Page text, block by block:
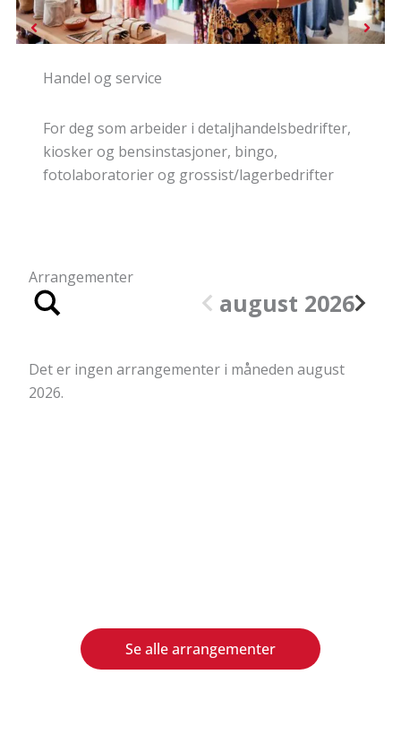
Media, samferdsel og administrasjon
For deg som arbeider i produksjonsbedrifter,
transport, bilbransjen, vaktselskaper, presse,
IKT, grafiske bedrifter, reklame, grossist/lager
Arrangementer
august 2026
Det er ingen arrangementer i måneden august
2026.
Se alle arrangementer